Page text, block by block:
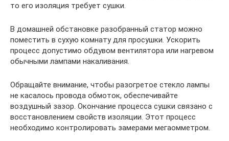
то его изоляция требует сушки.
В домашней обстановке разобранный статор можно
поместить в сухую комнату для просушки. Ускорить
процесс допустимо обдувом вентилятора или нагревом
обычными лампами накаливания.
Обращайте внимание, чтобы разогретое стекло лампы
не касалось провода обмоток, обеспечивайте
воздушный зазор. Окончание процесса сушки связано с
восстановлением свойств изоляции. Этот процесс
необходимо контролировать замерами мегаомметром.